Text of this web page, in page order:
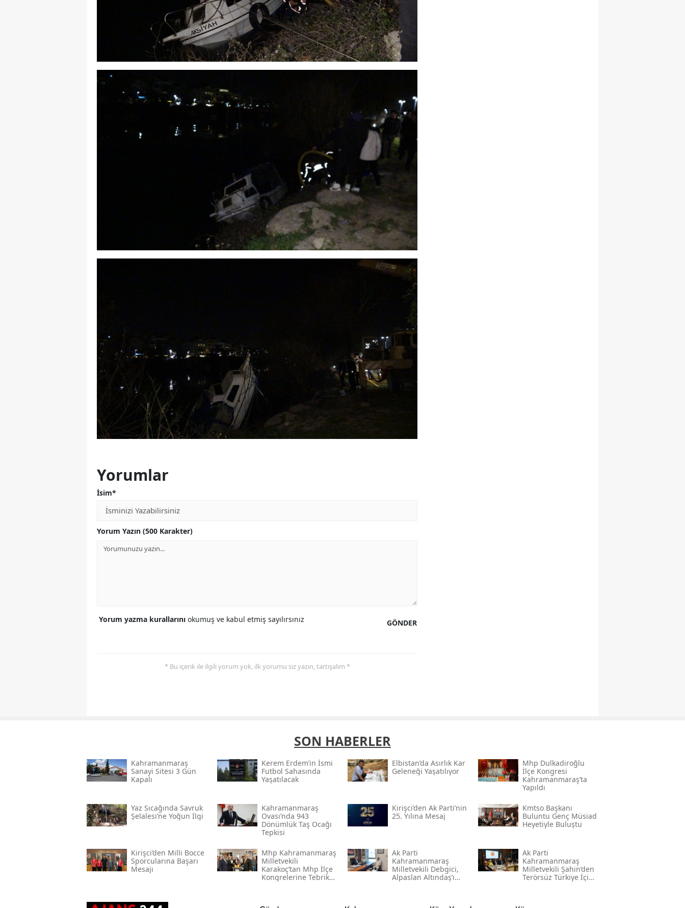
Yorumlar
İsim*
Yorum Yazın (500 Karakter)
GÖNDER
Yorum yazma kurallarını okumuş ve kabul etmiş sayılırsınız
* Bu içerik ile ilgili yorum yok, ilk yorumu siz yazın, tartışalım *
SON HABERLER
Kahramanmaraş
Sanayi Sitesi 3 Gün
Kapalı
Kerem Erdem’in İsmi
Futbol Sahasında
Yaşatılacak
Elbistan’da Asırlık Kar
Geleneği Yaşatılıyor
Mhp Dulkadiroğlu
İlçe Kongresi
Kahramanmaraş’ta
Yapıldı
Yaz Sıcağında Savruk
Şelalesi’ne Yoğun İlgi
Kahramanmaraş
Ovası’nda 943
Dönümlük Taş Ocağı
Tepkisi
Kirişci’den Ak Parti’nin
25. Yılına Mesaj
Kmtso Başkanı
Buluntu Genç Müsi̇ad
Heyetiyle Buluştu
Kirişci’den Milli Bocce
Sporcularına Başarı
Mesajı
Mhp Kahramanmaraş
Milletvekili
Karakoç’tan Mhp İlçe
Kongrelerine Tebrik
Ak Parti
Kahramanmaraş
Milletvekili Debgici,
Alpaslan Altındaş’ı
Ak Parti
Kahramanmaraş
Milletvekili Şahin’den
Terörsüz Türkiye İçin